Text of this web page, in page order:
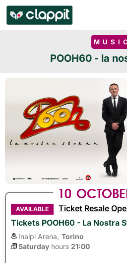
MUSIC
POOH60 - la
10
AVAILABLE
Ticket Resale
Tickets POOH60 - La Nostra
Inalpi Arena, Torino
Saturday hours 21:00